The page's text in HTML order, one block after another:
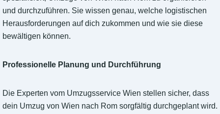
und durchzuführen. Sie wissen genau, welche logistischen
Herausforderungen auf dich zukommen und wie sie diese
bewältigen können.
Professionelle Planung und Durchführung
Die Experten vom Umzugsservice Wien stellen sicher, dass
dein Umzug von Wien nach Rom sorgfältig durchgeplant wird.